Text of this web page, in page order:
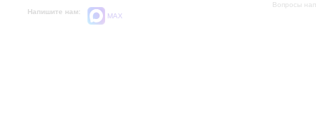
Напишите нам:
MAX
Вопросы